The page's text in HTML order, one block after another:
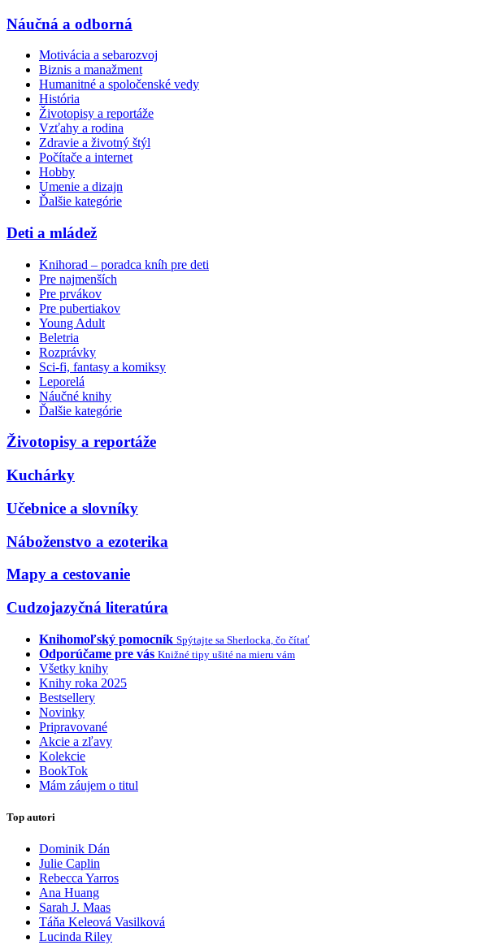
Náučná a odborná
Motivácia a sebarozvoj
Biznis a manažment
Humanitné a spoločenské vedy
História
Životopisy a reportáže
Vzťahy a rodina
Zdravie a životný štýl
Počítače a internet
Hobby
Umenie a dizajn
Ďalšie kategórie
Deti a mládež
Knihorad – poradca kníh pre deti
Pre najmenších
Pre prvákov
Pre pubertiakov
Young Adult
Beletria
Rozprávky
Sci-fi, fantasy a komiksy
Leporelá
Náučné knihy
Ďalšie kategórie
Životopisy a reportáže
Kuchárky
Učebnice a slovníky
Náboženstvo a ezoterika
Mapy a cestovanie
Cudzojazyčná literatúra
Knihomoľský pomocník Spýtajte sa Sherlocka, čo čítať
Odporúčame pre vás Knižné tipy ušité na mieru vám
Všetky knihy
Knihy roka 2025
Bestsellery
Novinky
Pripravované
Akcie a zľavy
Kolekcie
BookTok
Mám záujem o titul
Top autori
Dominik Dán
Julie Caplin
Rebecca Yarros
Ana Huang
Sarah J. Maas
Táňa Keleová Vasilková
Lucinda Riley